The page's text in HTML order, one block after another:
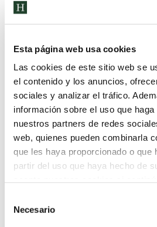
Esta página web usa cookies
Las cookies de este sitio web se
el contenido y los anuncios,
sociales y analizar el tráfico.
información sobre el uso que
nuestros partners de redes
web, quienes pueden combinarla
que les haya proporcionado o que
partir del uso que haya hecho de
Necesario
ANTERIOR
PERIODO DE
SIGUIENTE